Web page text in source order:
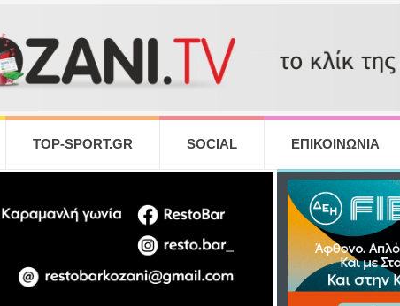
TOP-SPORT.GR SOCIAL ΕΠΙΚΟΙΝΩΝΙΑ